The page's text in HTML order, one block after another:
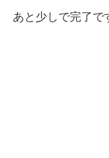
あと少しで完了で